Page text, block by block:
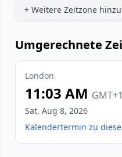
+ Weitere Zeitzone
Umgerechnete
London
11:03 AM GMT+1
Sat, Aug 8, 2026
Kalendertermin zu